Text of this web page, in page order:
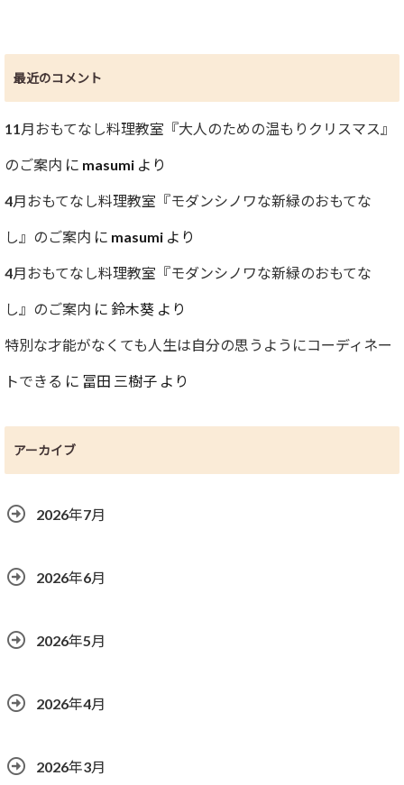
最近のコメント
11月おもてなし料理教室『大人のための温もりクリスマス』
のご案内 に masumi より
4月おもてなし料理教室『モダンシノワな新緑のおもてな
し』のご案内 に masumi より
4月おもてなし料理教室『モダンシノワな新緑のおもてな
し』のご案内 に 鈴木葵 より
特別な才能がなくても人生は自分の思うようにコーディネー
トできる に 冨田 三樹子 より
アーカイブ
2026年7月
2026年6月
2026年5月
2026年4月
2026年3月